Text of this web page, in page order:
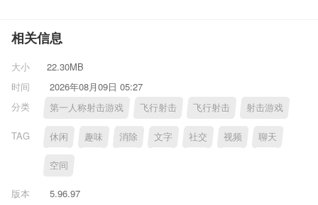
相关信息
大小
22.30MB
时间
2026年08月09日 05:27
分类
第一人称射击游戏 飞行射击 飞行射击 射击游戏
TAG 休闲 趣味 消除 文字 社交 视频 聊天
空间
版本
5.96.97